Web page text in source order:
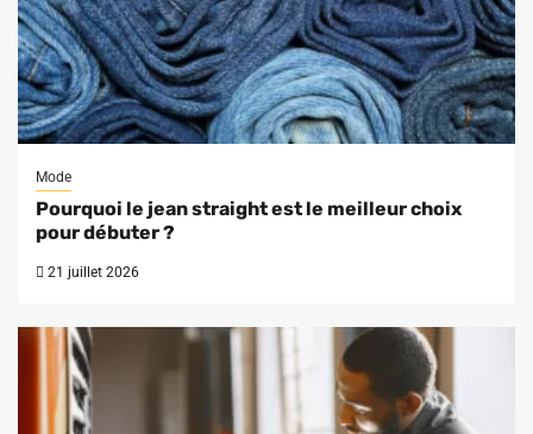
Mode
Pourquoi le jean straight est le meilleur choix
pour débuter ?
21 juillet 2026